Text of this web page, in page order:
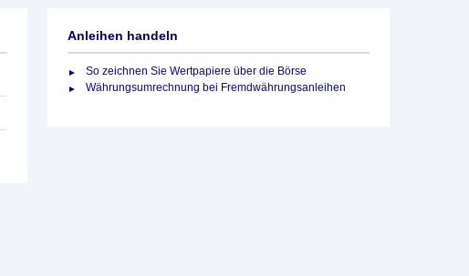
Anleihen handeln
So zeichnen Sie Wertpapiere über die Börse
Währungsumrechnung bei Fremdwährungsanleihen